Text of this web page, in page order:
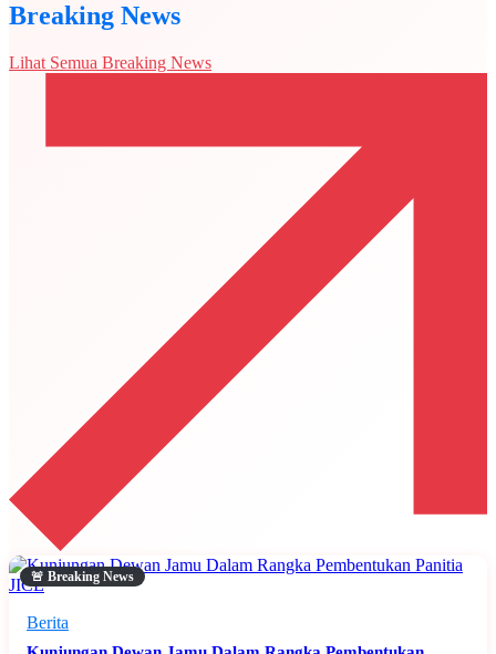
Breaking News
Lihat Semua Breaking News
🚨 Breaking News
Berita